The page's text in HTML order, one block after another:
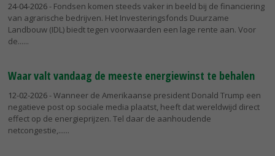
24-04-2026- Fondsen komen steeds vaker in beeld bij de financiering
van agrarische bedrijven. Het Investeringsfonds Duurzame
Landbouw (IDL) biedt tegen voorwaarden een lage rente aan. Voor
de...
Waar valt vandaag de meeste energiewinst te behalen
12-02-2026- Wanneer de Amerikaanse president Donald Trump een
negatieve post op sociale media plaatst, heeft dat wereldwijd direct
effect op de energieprijzen. Tel daar de aanhoudende
netcongestie,...